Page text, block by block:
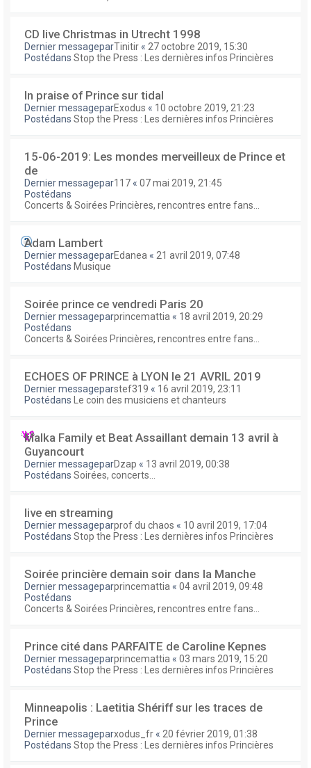
CD live Christmas in Utrecht 1998
Dernier messageparTinitir « 27 octobre 2019, 15:30
Postédans Stop the Press : Les dernières infos Princières
In praise of Prince sur tidal
Dernier messageparExodus « 10 octobre 2019, 21:23
Postédans Stop the Press : Les dernières infos Princières
15-06-2019: Les mondes merveilleux de Prince et
de
Dernier messagepar117 « 07 mai 2019, 21:45
Postédans
Concerts & Soirées Princières, rencontres entre fans...
Adam Lambert
Dernier messageparEdanea « 21 avril 2019, 07:48
Postédans Musique
Soirée prince ce vendredi Paris 20
Dernier messageparprincemattia « 18 avril 2019, 20:29
Postédans
Concerts & Soirées Princières, rencontres entre fans...
ECHOES OF PRINCE à LYON le 21 AVRIL 2019
Dernier messageparstef319 « 16 avril 2019, 23:11
Postédans
Le coin des musiciens et chanteurs
Malka Family et Beat Assaillant demain 13 avril à
Guyancourt
Dernier messageparDzap « 13 avril 2019, 00:38
Postédans Soirées, concerts...
live en streaming
Dernier messageparprof du chaos « 10 avril 2019, 17:04
Postédans Stop the Press : Les dernières infos Princières
Soirée princière demain soir dans la Manche
Dernier messageparprincemattia « 04 avril 2019, 09:48
Postédans
Concerts & Soirées Princières, rencontres entre fans...
Prince cité dans PARFAITE de Caroline Kepnes
Dernier messageparprincemattia « 03 mars 2019, 15:20
Postédans Stop the Press : Les dernières infos Princières
Minneapolis : Laetitia Shériff sur les traces de
Prince
Dernier messageparxodus_fr « 20 février 2019, 01:38
Postédans Stop the Press : Les dernières infos Princières